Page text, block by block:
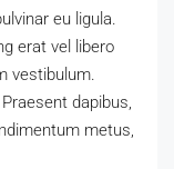
eu ligula.
erat vel libero
vestibulum.
dapibus,
metus,